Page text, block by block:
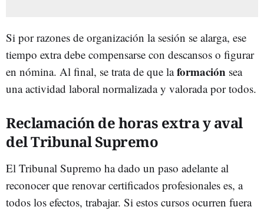
Si por razones de organización la sesión se alarga, ese
tiempo extra debe compensarse con descansos o figurar
en nómina. Al final, se trata de que laformación sea
una actividad laboral normalizada y valorada por todos.
Reclamación de horas extra y aval
del Tribunal Supremo
El Tribunal Supremo ha dado un paso adelante al
reconocer que renovar certificados profesionales es, a
todos los efectos, trabajar. Si estos cursos ocurren fuera